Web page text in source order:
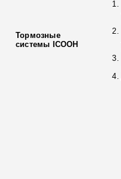
Тормозные
системы ICOOH